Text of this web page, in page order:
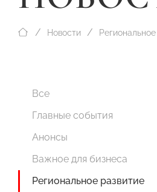
Новости
Все
Главные события
Анонсы
Важное для бизнеса
Региональное развитие